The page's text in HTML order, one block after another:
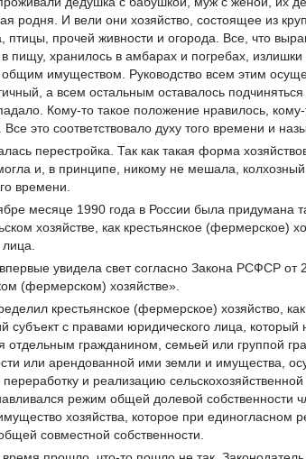
родня. И вели они хозяйство, состоящее из
птицы, прочей живности и огорода. Все, что
в пищу, хранилось в амбарах и погребах,
общим имуществом. Руководство всем этим
а всем остальным оставалось подчиняться
Кому-то такое положение нравилось, кому-
это соответствовало духу того времени и
перестройка. Так как такая форма
и, в принципе, никому не мешала,
времени.
месяце 1990 года в России была придумана
хозяйстве, как крестьянское (фермерское)
увидела свет согласно Закона РСФСР от
(фермерском) хозяйстве».
крестьянское (фермерское) хозяйство,
субъект с правами юридического лица, который
отдельным гражданином, семьей или группой
или арендованной ими земли и имущества,
переработку и реализацию
режим общей долевой собственности
хозяйства, которое при единогласном
совместной собственности.